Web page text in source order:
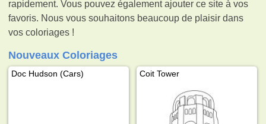
rapidement. Vous pouvez également ajouter ce site à vos
favoris. Nous vous souhaitons beaucoup de plaisir dans
vos coloriages !
Nouveaux Coloriages
Doc Hudson (Cars) Coit Tower